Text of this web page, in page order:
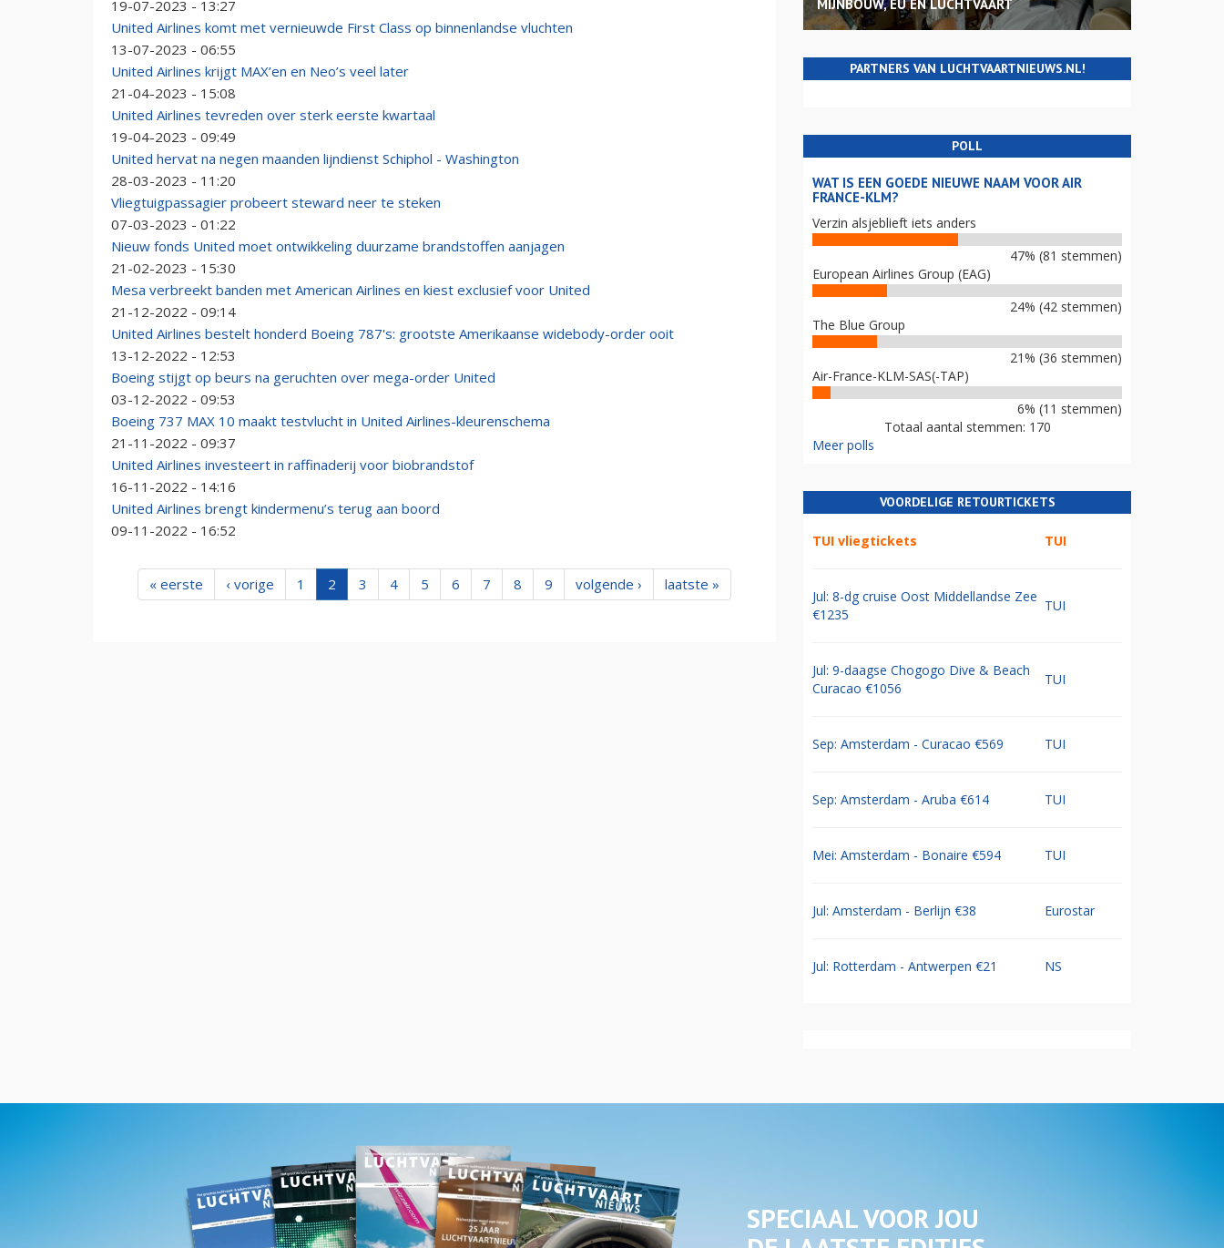
19-07-2023 - 13:27
United Airlines komt met vernieuwde First Class op binnenlandse vluchten
13-07-2023 - 06:55
United Airlines krijgt MAX’en en Neo’s veel later
21-04-2023 - 15:08
United Airlines tevreden over sterk eerste kwartaal
19-04-2023 - 09:49
United hervat na negen maanden lijndienst Schiphol - Washington
28-03-2023 - 11:20
Vliegtuigpassagier probeert steward neer te steken
07-03-2023 - 01:22
Nieuw fonds United moet ontwikkeling duurzame brandstoffen aanjagen
21-02-2023 - 15:30
Mesa verbreekt banden met American Airlines en kiest exclusief voor United
21-12-2022 - 09:14
United Airlines bestelt honderd Boeing 787's: grootste Amerikaanse widebody-order ooit
13-12-2022 - 12:53
Boeing stijgt op beurs na geruchten over mega-order United
03-12-2022 - 09:53
Boeing 737 MAX 10 maakt testvlucht in United Airlines-kleurenschema
21-11-2022 - 09:37
United Airlines investeert in raffinaderij voor biobrandstof
16-11-2022 - 14:16
United Airlines brengt kindermenu’s terug aan boord
09-11-2022 - 16:52
« eerste ‹ vorige 1 2 3 4 5 6 7 8 9 volgende › laatste »
MIJNBOUW, EU EN LUCHTVAART
PARTNERS VAN LUCHTVAARTNIEUWS.NL!
POLL
WAT IS EEN GOEDE NIEUWE NAAM VOOR AIR
FRANCE-KLM?
Verzin alsjeblieft iets anders
47% (81 stemmen)
European Airlines Group (EAG)
24% (42 stemmen)
The Blue Group
21% (36 stemmen)
Air-France-KLM-SAS(-TAP)
6% (11 stemmen)
Totaal aantal stemmen: 170
Meer polls
VOORDELIGE RETOURTICKETS
TUI vliegtickets TUI
Jul: 8-dg cruise Oost Middellandse Zee
€1235
TUI
Jul: 9-daagse Chogogo Dive & Beach
Curacao €1056
TUI
Sep: Amsterdam - Curacao €569 TUI
Sep: Amsterdam - Aruba €614 TUI
Mei: Amsterdam - Bonaire €594 TUI
Jul: Amsterdam - Berlijn €38 Eurostar
Jul: Rotterdam - Antwerpen €21 NS
SPECIAAL VOOR JOU